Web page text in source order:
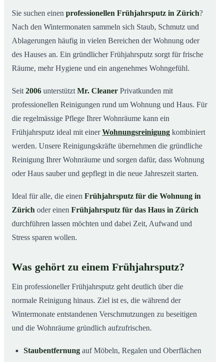
03Was kostet ein Frühjahrsputz in Zürich?
04Warum Mr. Cleaner in Zürich?
05Typische Anlässe für einen Frühjahrsputz
08Frühjahrsputz in Zürich – so arbeiten unsere Profis
Sie suchen einen professionellen Frühjahrsputz in Zürich?
Nach den Wintermonaten sammeln sich Staub, Schmutz und
Ablagerungen häufig in vielen Bereichen der Wohnung oder
des Hauses an. Ein gründlicher Frühjahrsputz sorgt für frische
Räume, mehr Hygiene und ein angenehmes Wohngefühl.
Seit 2006 unterstützt Mr. Cleaner Privatkunden mit
professionellen Reinigungen rund um Wohnung und Haus. Für
die regelmässige Pflege Ihrer Wohnräume kann ein
Frühjahrsputz ideal mit einerWohnungsreinigung kombiniert
werden. Unsere Reinigungskräfte übernehmen die gründliche
Reinigung Ihrer Wohnräume und sorgen dafür, dass Wohnung
oder Haus sauber und gepflegt in die neue Jahreszeit starten.
Ideal für alle, die einen Frühjahrsputz für die Wohnung in
Zürich oder einen Frühjahrsputz für das Haus in Zürich
durchführen lassen möchten und dabei Zeit, Aufwand und
Stress sparen wollen.
Was gehört zu einem Frühjahrsputz?
Ein professioneller Frühjahrsputz geht deutlich über die
normale Reinigung hinaus. Ziel ist es, die während der
Wintermonate entstandenen Verschmutzungen zu beseitigen
und die Wohnräume gründlich aufzufrischen.
Staubentfernung auf Möbeln, Regalen und Oberflächen